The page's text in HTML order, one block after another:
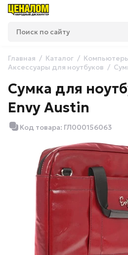
Главная Каталог
Аксессуары для ноутбуков
Сумка для
Envy Austin
Код товара: ГЛ000156063